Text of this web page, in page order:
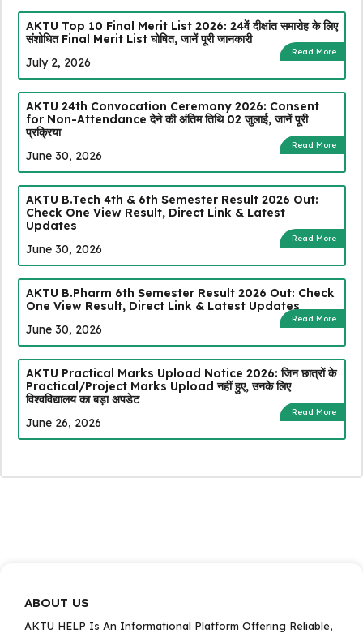
AKTU Top 10 Final Merit List 2026: 24वें दीक्षांत समारोह के लिए
संशोधित Final Merit List घोषित, जानें पूरी जानकारी
Read More
July 2, 2026
AKTU 24th Convocation Ceremony 2026: Consent
for Non-Attendance देने की अंतिम तिथि 02 जुलाई, जानें पूरी
प्रक्रिया
Read More
June 30, 2026
AKTU B.Tech 4th & 6th Semester Result 2026 Out:
Check One View Result, Direct Link & Latest
Updates
Read More
June 30, 2026
AKTU B.Pharm 6th Semester Result 2026 Out: Check
One View Result, Direct Link & Latest Updates
Read More
June 30, 2026
AKTU Practical Marks Upload Notice 2026: जिन छात्रों के
Practical/Project Marks Upload नहीं हुए, उनके लिए
विश्वविद्यालय का बड़ा अपडेट
Read More
June 26, 2026
ABOUT US
AKTU HELP Is An Informational Platform Offering Reliable,